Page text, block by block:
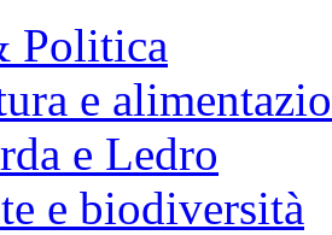
Politica
e
e Ledro
e biodiversità